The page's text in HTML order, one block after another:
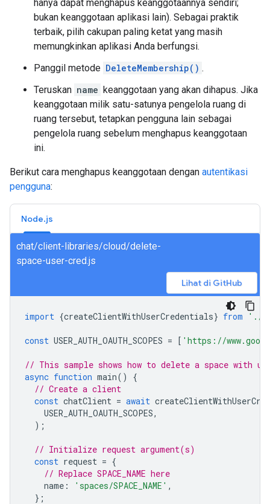
hanya dapat menghapus keanggotaannya sendiri;
bukan keanggotaan aplikasi lain). Sebagai praktik
terbaik, pilih cakupan paling ketat yang masih
memungkinkan aplikasi Anda berfungsi.
Panggil metode DeleteMembership() .
Teruskan name keanggotaan yang akan dihapus. Jika
keanggotaan milik satu-satunya pengelola ruang di
ruang tersebut, tetapkan pengguna lain sebagai
pengelola ruang sebelum menghapus keanggotaan
ini.
Berikut cara menghapus keanggotaan dengan autentikasi
pengguna:
Node.js
chat/client-libraries/cloud/delete-
space-user-cred.js
Lihat di GitHub
import {createClientWithUserCredentials} from './
const USER_AUTH_OAUTH_SCOPES = [ 'https://
// This sample shows how to delete a space with
async function main()
{
// Create a client
const chatClient = await
USER_AUTH_OAUTH_SCOPES,
);
// Initialize request argument(s)
const request = {
// Replace SPACE_NAME here
name : 'spaces/SPACE_NAME' ,
};